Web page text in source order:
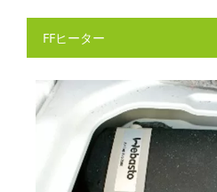
FFヒーター